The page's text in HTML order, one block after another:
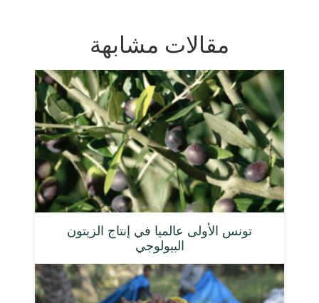
مقالات مشابهة
تونس الأولى عالميا في إنتاج الزيتون
البيولوجي